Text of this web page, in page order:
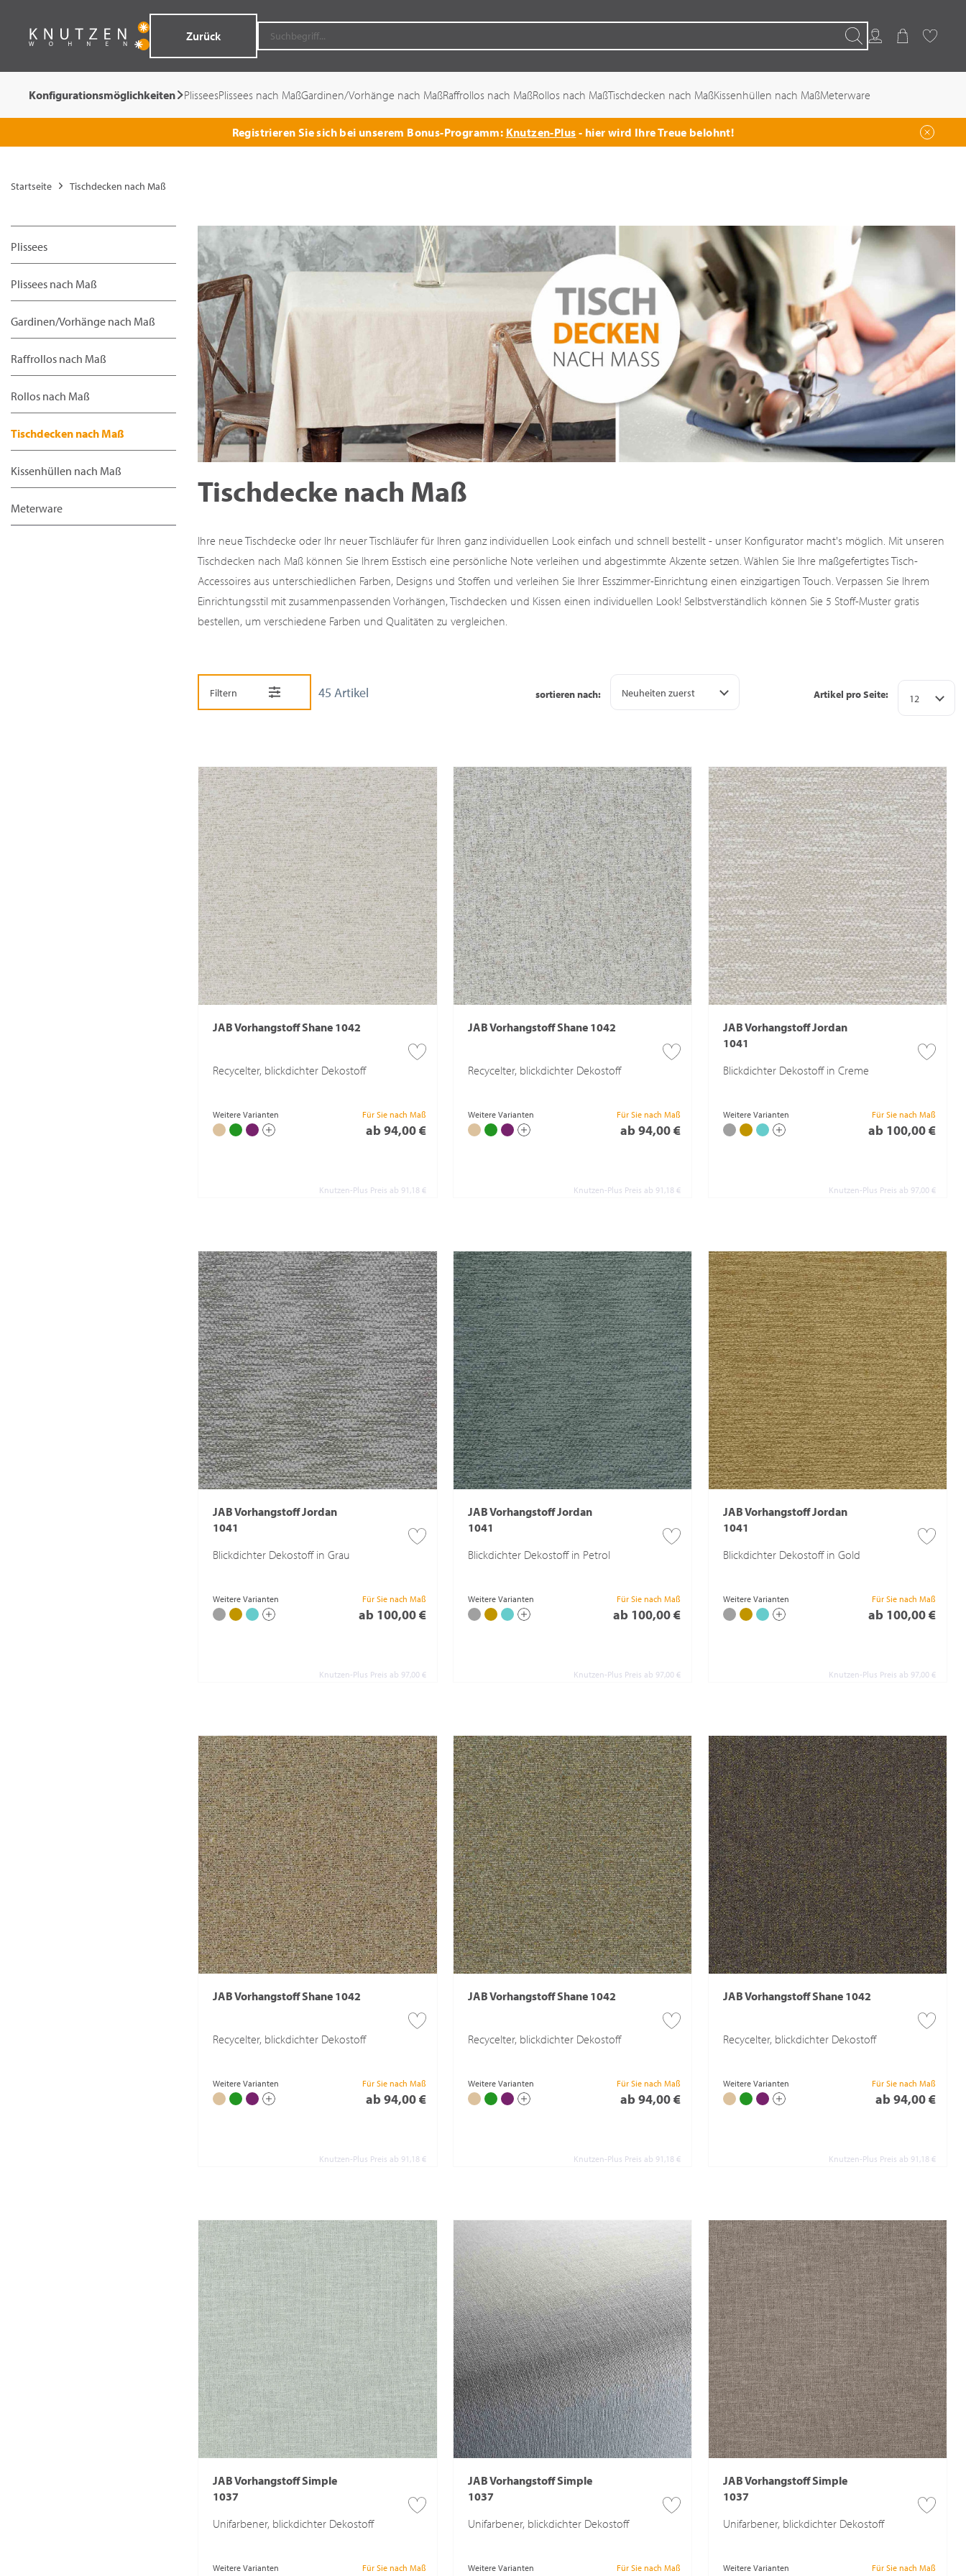
Zurück SuchenKundenkonto
WarenkorbFavoriten
Konfigurationsmöglichkeiten PlisseesPlissees nach MaßGardinen/Vorhänge nach MaßRaffrollos nach MaßRollos nach MaßTischdecken nach MaßKissenhüllen nach MaßMeterware
Registrieren Sie sich bei unserem Bonus-Programm: Knutzen-Plus - hier wird Ihre Treue belohnt!
Startseite Tischdecken nach Maß
Plissees
Plissees nach Maß
Gardinen/Vorhänge nach Maß
Raffrollos nach Maß
Rollos nach Maß
Tischdecken nach Maß
Kissenhüllen nach Maß
Meterware Tischdecke nach Maß
Ihre neue Tischdecke oder Ihr neuer Tischläufer für Ihren ganz individuellen Look einfach und schnell bestellt - unser Konfigurator macht's möglich. Mit unseren
Tischdecken nach Maß können Sie Ihrem Esstisch eine persönliche Note verleihen und abgestimmte Akzente setzen. Wählen Sie Ihre maßgefertigtes Tisch-
Accessoires aus unterschiedlichen Farben, Designs und Stoffen und verleihen Sie Ihrer Esszimmer-Einrichtung einen einzigartigen Touch. Verpassen Sie Ihrem
Einrichtungsstil mit zusammenpassenden Vorhängen, Tischdecken und Kissen einen individuellen Look! Selbstverständlich können Sie 5 Stoff-Muster gratis
bestellen, um verschiedene Farben und Qualitäten zu vergleichen.
Filtern 45 Artikel sortieren nach: Neuheiten zuerst Artikel pro Seite: 12
JAB Vorhangstoff Shane 1042
Recycelter, blickdichter Dekostoff
Weitere Varianten Für Sie nach Maß
ab 94,00 €
Knutzen-Plus Preis ab 91,18 €
JAB Vorhangstoff Shane 1042
Recycelter, blickdichter Dekostoff
Weitere Varianten Für Sie nach Maß
ab 94,00 €
Knutzen-Plus Preis ab 91,18 €
JAB Vorhangstoff Jordan
1041
Blickdichter Dekostoff in Creme
Weitere Varianten Für Sie nach Maß
ab 100,00 €
Knutzen-Plus Preis ab 97,00 €
JAB Vorhangstoff Jordan
1041
Blickdichter Dekostoff in Grau
Weitere Varianten Für Sie nach Maß
ab 100,00 €
Knutzen-Plus Preis ab 97,00 €
JAB Vorhangstoff Jordan
1041
Blickdichter Dekostoff in Petrol
Weitere Varianten Für Sie nach Maß
ab 100,00 €
Knutzen-Plus Preis ab 97,00 €
JAB Vorhangstoff Jordan
1041
Blickdichter Dekostoff in Gold
Weitere Varianten Für Sie nach Maß
ab 100,00 €
Knutzen-Plus Preis ab 97,00 €
JAB Vorhangstoff Shane 1042
Recycelter, blickdichter Dekostoff
Weitere Varianten Für Sie nach Maß
ab 94,00 €
Knutzen-Plus Preis ab 91,18 €
JAB Vorhangstoff Shane 1042
Recycelter, blickdichter Dekostoff
Weitere Varianten Für Sie nach Maß
ab 94,00 €
Knutzen-Plus Preis ab 91,18 €
JAB Vorhangstoff Shane 1042
Recycelter, blickdichter Dekostoff
Weitere Varianten Für Sie nach Maß
ab 94,00 €
Knutzen-Plus Preis ab 91,18 €
JAB Vorhangstoff Simple
1037
Unifarbener, blickdichter Dekostoff
Weitere Varianten Für Sie nach Maß
JAB Vorhangstoff Simple
1037
Unifarbener, blickdichter Dekostoff
Weitere Varianten Für Sie nach Maß
JAB Vorhangstoff Simple
1037
Unifarbener, blickdichter Dekostoff
Weitere Varianten Für Sie nach Maß